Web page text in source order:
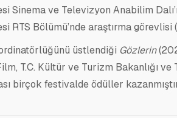
Sinema ve Televizyon Anabilim
RTS Bölümü’nde araştırma
üstlendiği Gözlerin
T.C. Kültür ve Turizm Bakanlığı
birçok festivalde ödüller